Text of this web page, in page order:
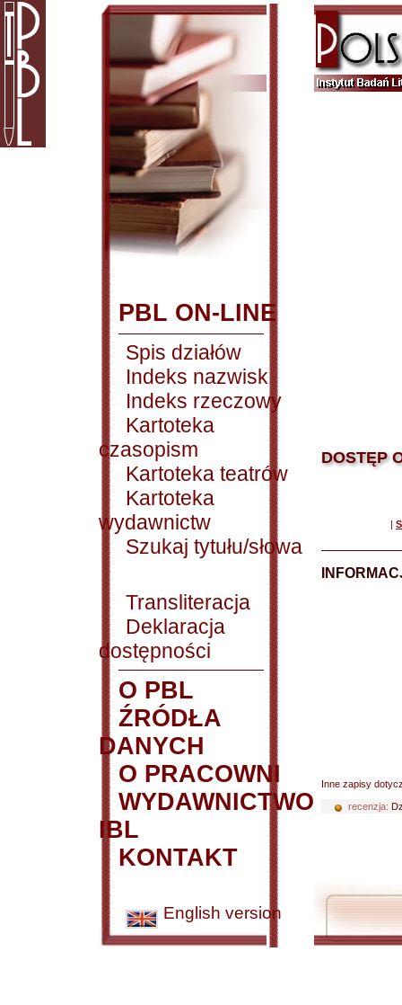
PBL ON-LINE
Spis działów
Indeks nazwisk
Indeks rzeczowy
Kartoteka
czasopism
Kartoteka teatrów
Kartoteka
wydawnictw
Szukaj tytułu/słowa
Transliteracja
Deklaracja
dostępności
O PBL
ŹRÓDŁA
DANYCH
O PRACOWNI
WYDAWNICTWO
IBL
KONTAKT
English version
DOSTĘP
|
Inne zapisy
recenzja: